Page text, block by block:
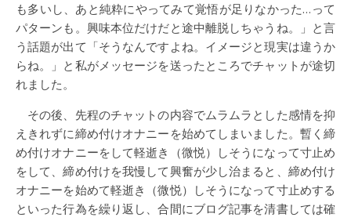
も多いし、あと純粋にやってみて覚悟が足りなかった…って
パターンも。興味本位だけだと途中離脱しちゃうね。」と言
う話題が出て「そうなんですよね。イメージと現実は違うか
らね。」と私がメッセージを送ったところでチャットが途切
れました。
その後、先程のチャットの内容でムラムラとした感情を抑
えきれずに締め付けオナニーを始めてしまいました。暫く締
め付けオナニーをして軽逝き（微悦）しそうになって寸止め
をして、締め付けを我慢して興奮が少し治まると、締め付け
オナニーを始めて軽逝き（微悦）しそうになって寸止めする
といった行為を繰り返し、合間にブログ記事を清書しては確